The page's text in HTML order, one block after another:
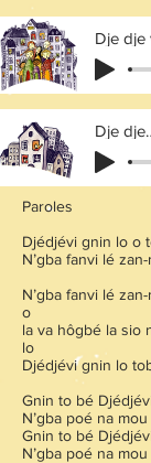
Paroles
Djédjévi gnin lo o
N’gba fanvi lé
N’gba fanvi lé
o
la va hôgbé la sio
Djédjévi gnin lo
Gnin to bé
N’gba poé na
Gnin to bé
N’gba poé na
Dje